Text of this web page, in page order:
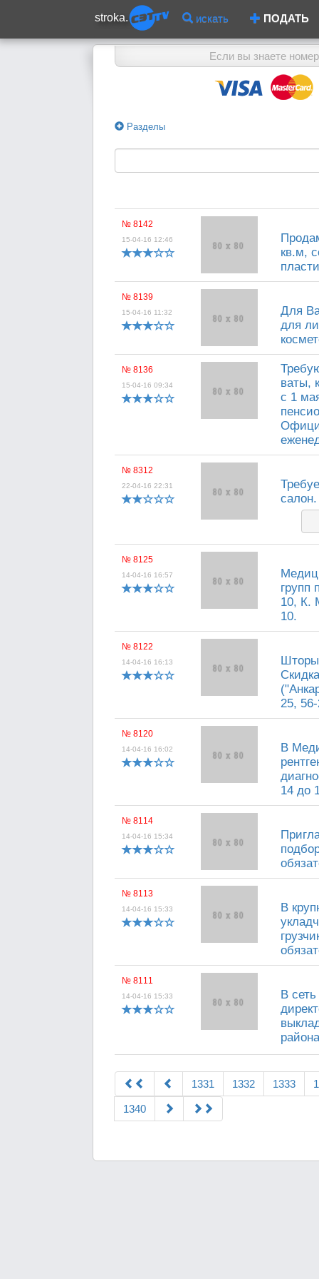
stroka. искать ПОДАТЬ
Если вы знаете
Разделы
№ 8142
15-04-16 12:46
кв.м,
№ 8139
15-04-16 11:32
Для
для
№ 8136
15-04-16 09:34
ваты,
с 1
№ 8312
22-04-16 22:31
№ 8125
14-04-16 16:57
групп
10, К.
10.
№ 8122
14-04-16 16:13
25,
№ 8120
14-04-16 16:02
В
14 до
№ 8114
14-04-16 15:34
№ 8113
14-04-16 15:33
В
№ 8111
14-04-16 15:33
В
1331 1332 1333
1340